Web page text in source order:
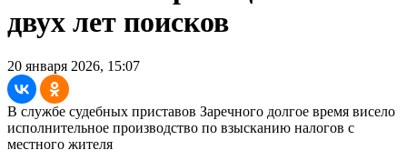
двух лет поисков
20 января 2026, 15:07
В службе судебных приставов Заречного долгое время висело
исполнительное производство по взысканию налогов с
местного жителя